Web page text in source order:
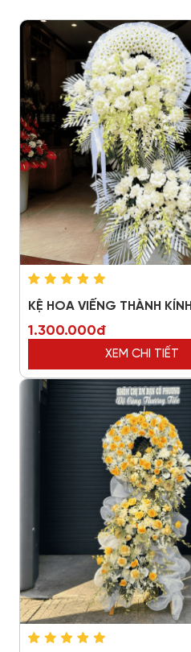
KỆ HOA VIẾNG THÀNH KÍNH
1.300.000đ
XEM CHI TIẾT